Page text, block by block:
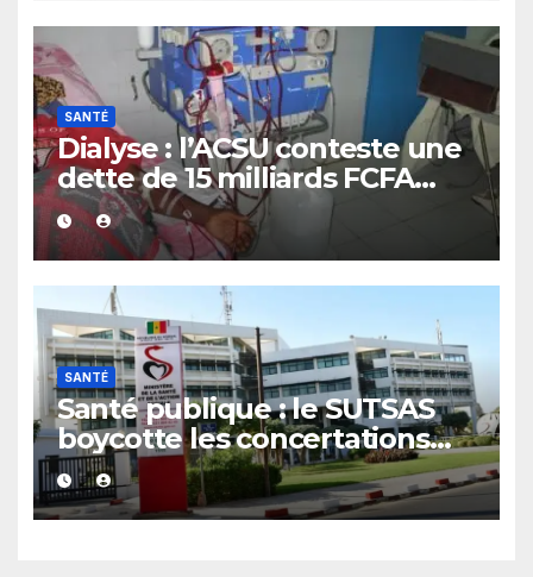
de Macky Sall
SANTÉ
Dialyse : l’ACSU conteste une
dette de 15 milliards FCFA
annoncée par la CNPNT et
exige des preuves
SANTÉ
Santé publique : le SUTSAS
boycotte les concertations
stratégiques du ministère